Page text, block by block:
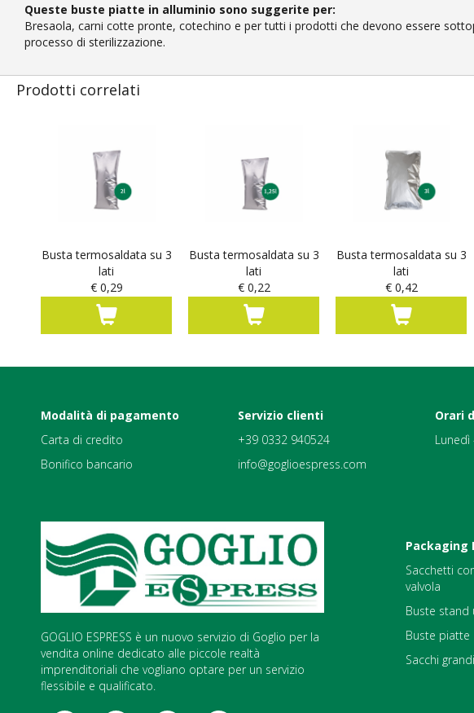
Queste buste piatte in alluminio sono suggerite per:
Bresaola, carni cotte pronte, cotechino e per tutti i prodotti che devono essere
processo di sterilizzazione.
Prodotti correlati
Busta termosaldata su 3
lati
€ 0,29
Busta termosaldata su 3
lati
€ 0,22
Busta termosaldata su 3
lati
€ 0,42
Modalità di pagamento
Carta di credito
Bonifico bancario
Servizio clienti
+39 0332 940524
info@goglioespress.com
Orari
Lunedì
GOGLIO ESPRESS è un nuovo servizio di Goglio per la
vendita online dedicato alle piccole realtà
imprenditoriali che vogliano optare per un servizio
flessibile e qualificato.
Packaging
Sacchetti
valvola
Buste stand
Buste piatte
Sacchi